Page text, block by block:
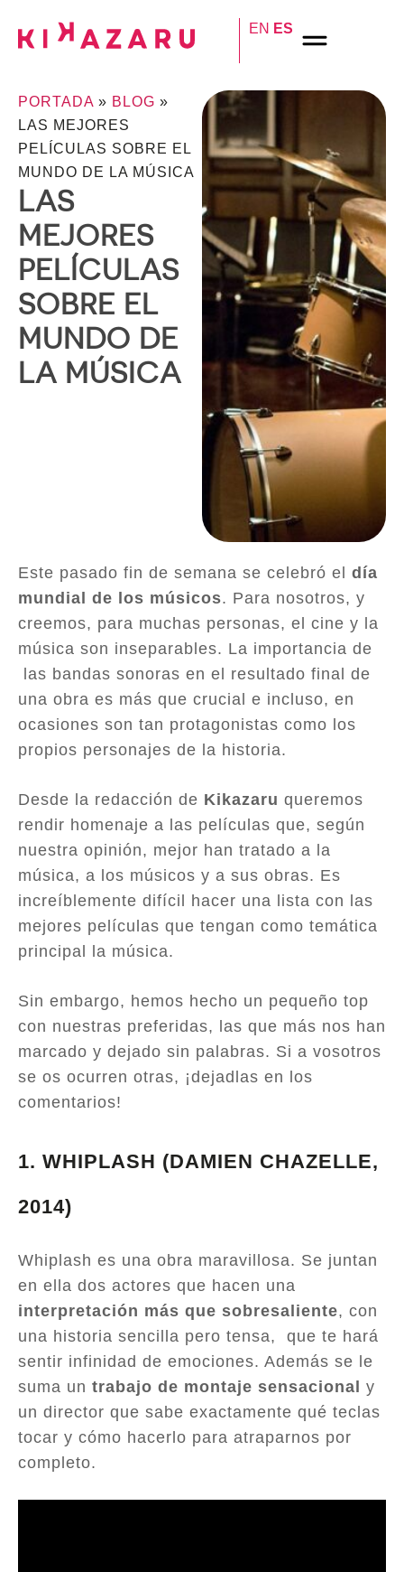
EN ES
PORTADA » BLOG »
LAS MEJORES
PELÍCULAS SOBRE EL
MUNDO DE LA MÚSICA
LAS
MEJORES
PELÍCULAS
SOBRE EL
MUNDO DE
LA MÚSICA
Este pasado fin de semana se celebró el día
mundial de los músicos. Para nosotros, y
creemos, para muchas personas, el cine y la
música son inseparables. La importancia de
las bandas sonoras en el resultado final de
una obra es más que crucial e incluso, en
ocasiones son tan protagonistas como los
propios personajes de la historia.
Desde la redacción de Kikazaru queremos
rendir homenaje a las películas que, según
nuestra opinión, mejor han tratado a la
música, a los músicos y a sus obras. Es
increíblemente difícil hacer una lista con las
mejores películas que tengan como temática
principal la música.
Sin embargo, hemos hecho un pequeño top
con nuestras preferidas, las que más nos han
marcado y dejado sin palabras. Si a vosotros
se os ocurren otras, ¡dejadlas en los
comentarios!
1. WHIPLASH (DAMIEN CHAZELLE,
2014)
Whiplash es una obra maravillosa. Se juntan
en ella dos actores que hacen una
interpretación más que sobresaliente, con
una historia sencilla pero tensa, que te hará
sentir infinidad de emociones. Además se le
suma un trabajo de montaje sensacional
y
un director que sabe exactamente qué teclas
tocar y cómo hacerlo para atraparnos por
completo.